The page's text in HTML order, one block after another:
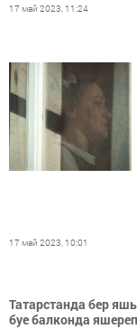
17 май 2023, 11:24
17 май 2023, 10:01
Татарстанда бер
буе балконда